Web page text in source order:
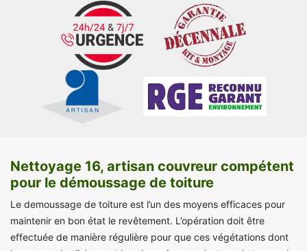
Nettoyage 16, artisan couvreur compétent
pour le démoussage de toiture
Le demoussage de toiture est l’un des moyens efficaces pour
maintenir en bon état le revêtement. L’opération doit être
effectuée de manière régulière pour que ces végétations dont